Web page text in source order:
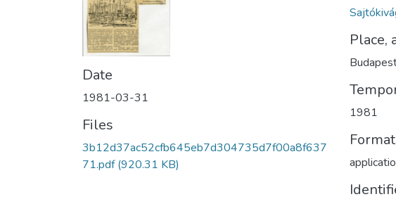
Date
1981-03-31
Files
3b12d37ac52cfb645eb7d304735d7f00a8f637
71.pdf(920.31 KB)
Place,
1981
Format